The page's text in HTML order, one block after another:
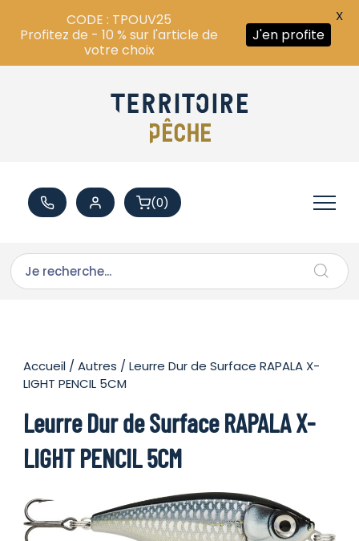
(0)
Accueil /Autres / Leurre Dur de Surface RAPALA X-
LIGHT PENCIL 5CM
Leurre Dur de Surface RAPALA X-
LIGHT PENCIL 5CM
CODE : TPOUV25
Profitez de - 10 % sur l'article de
votre choix
J'en profite
X